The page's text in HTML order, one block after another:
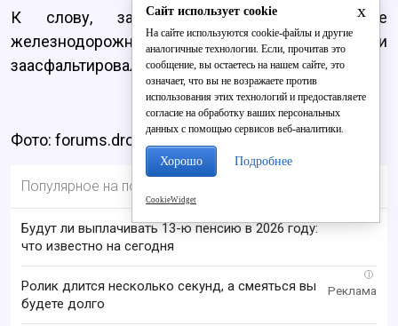
К слову, за минувший год кировские
железнодорожники отремонтировали и
заасфальтировали подходы на 24 переездах.
Фото: forums.drom.ru
Популярное на портале
Будут ли выплачивать 13-ю пенсию в 2026 году:
что известно на сегодня
i
Ролик длится несколько секунд, а смеяться вы
будете долго
x
Сайт использует cookie
На сайте используются cookie-файлы и другие
аналогичные технологии. Если, прочитав это
сообщение, вы остаетесь на нашем сайте, это
означает, что вы не возражаете против
использования этих технологий и предоставляете
согласие на обработку ваших персональных
данных с помощью сервисов веб-аналитики.
Хорошо Подробнее
CookieWidget